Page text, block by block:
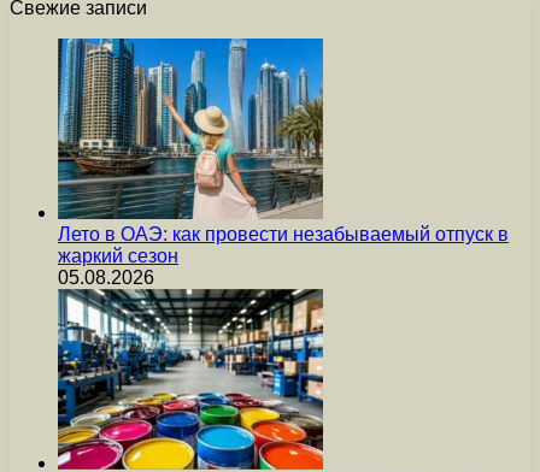
Свежие записи
Лето в ОАЭ: как провести незабываемый отпуск в
жаркий сезон
05.08.2026